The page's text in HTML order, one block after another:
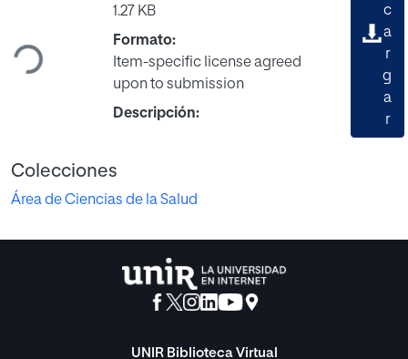
Cargando...
1.27 KB
Formato:
Item-specific license agreed
upon to submission
Descripción:
c
a
r
g
a
r
Colecciones
Área de Ciencias de la Salud
UNIR Biblioteca Virtual